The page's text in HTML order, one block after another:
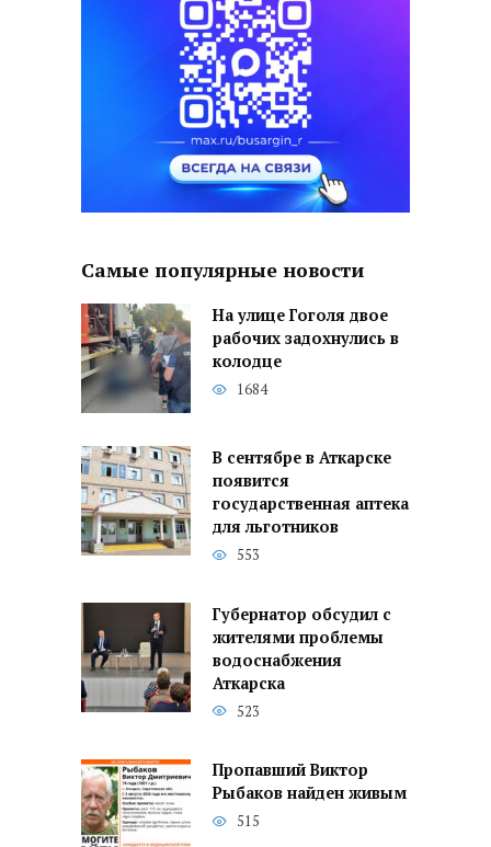
Самые популярные новости
На улице Гоголя двое
рабочих задохнулись в
колодце
1684
В сентябре в Аткарске
появится
государственная аптека
для льготников
553
Губернатор обсудил с
жителями проблемы
водоснабжения
Аткарска
523
Пропавший Виктор
Рыбаков найден живым
515